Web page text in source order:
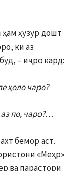
ҳузур дошт
ки аз
– иҷро кард:
ҳоло чаро?
по, чаро?…
бемор аст.
«Меҳр»
ва парастори